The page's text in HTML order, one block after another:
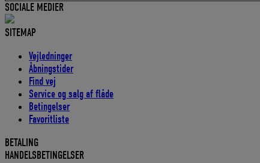
SOCIALE MEDIER
SITEMAP
Vejledninger
Åbningstider
Find vej
Service og salg af flåde
Betingelser
Favoritliste
BETALING
HANDELSBETINGELSER